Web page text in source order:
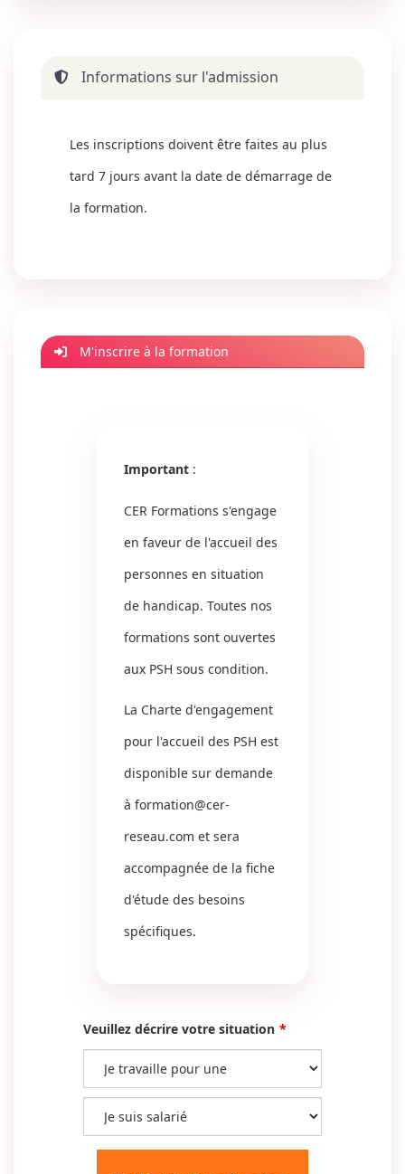
Informations sur l'admission
Les inscriptions doivent être faites au plus
tard 7 jours avant la date de démarrage de
la formation.
M'inscrire à la formation
Important :
CER Formations s'engage
en faveur de l'accueil des
personnes en situation
de handicap. Toutes nos
formations sont ouvertes
aux PSH sous condition.
La Charte d'engagement
pour l'accueil des PSH est
disponible sur demande
à formation@cer-
reseau.com et sera
accompagnée de la fiche
d'étude des besoins
spécifiques.
Veuillez décrire votre situation